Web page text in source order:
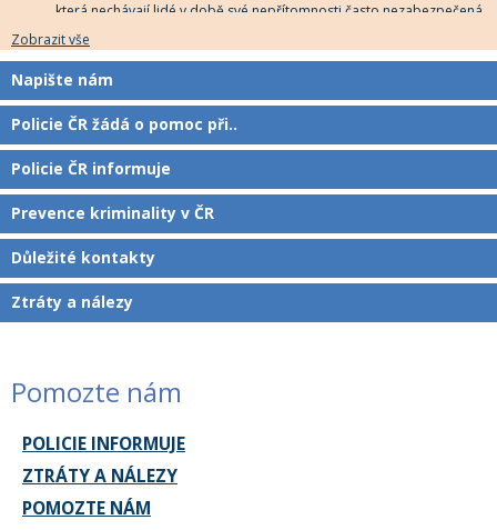
která nechávají lidé v době své nepřítomnosti často nezabezpečená.
K nezvané návštěvě mnohdy napomáhá právě ponechání otevřené
okenní ventilace či mikro ventilace. Vloupání se do obydlí a jeho
vykradení přes mikro ventilaci může pachateli trvat kolem jedné
Zobrazit vše
Napište nám
Policie ČR žádá o pomoc při..
Policie ČR informuje
Prevence kriminality v ČR
Důležité kontakty
Ztráty a nálezy
Pomozte nám
POLICIE INFORMUJE
ZTRÁTY A NÁLEZY
POMOZTE NÁM